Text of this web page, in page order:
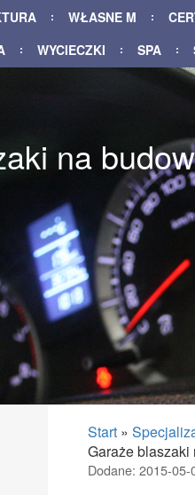
WŁASNE M
WYCIECZKI SPA
na
Start »
Garaże blaszaki
Dodane: 2015-05-